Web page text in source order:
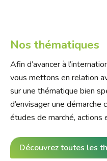
Nos thématiques
Afin d’avancer à
vous mettons en relation
sur une thématique bien
d’envisager une démarche
études de marché, actions
Découvrez toutes les